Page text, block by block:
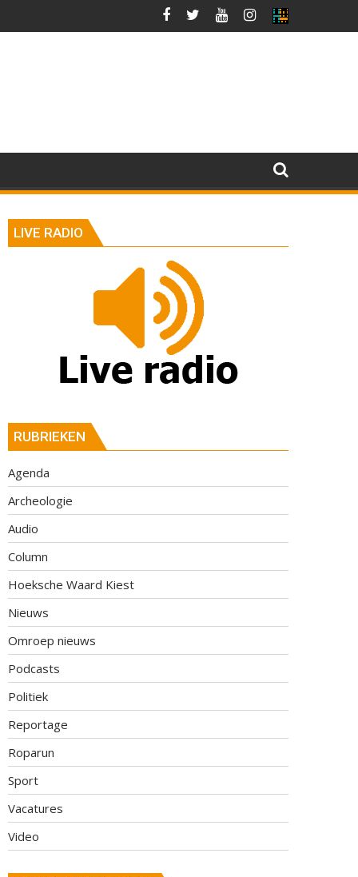
LIVE RADIO
RUBRIEKEN
Agenda
Archeologie
Audio
Column
Hoeksche Waard Kiest
Nieuws
Omroep nieuws
Podcasts
Politiek
Reportage
Roparun
Sport
Vacatures
Video